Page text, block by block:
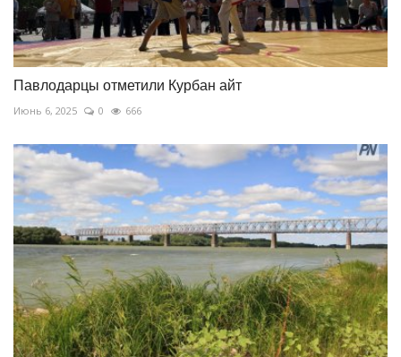
Павлодарцы отметили Курбан айт
Июнь 6, 2025 0 666